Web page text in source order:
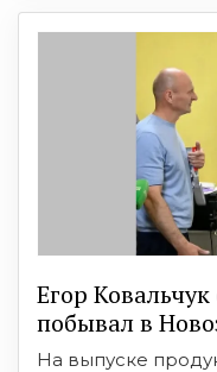
Егор
побывал в
На выпуске